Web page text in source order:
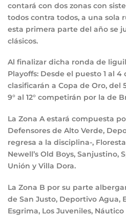
contará con dos zonas con
todos contra todos, a una sola
esta primera parte del año se
clásicos.
Al finalizar dicha ronda de
Playoffs: Desde el puesto 1 al
clasificarán a Copa de Oro, del
9° al 12° competirán por la de
La Zona A estará compuesta
Defensores de Alto Verde,
regresa a la disciplina-,
Newell’s Old Boys, Sanjustino,
Unión y Villa Dora.
La Zona B por su parte
de San Justo, Deportivo Agua,
Esgrima, Los Juveniles,